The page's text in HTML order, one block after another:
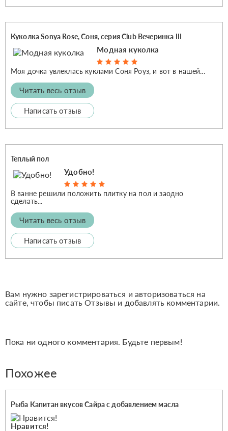
Куколка Sonya Rose, Соня, серия Club Вечеринка III
Модная куколка
Моя дочка увлеклась куклами Соня Роуз, и вот в нашей...
Читать весь отзыв
Написать отзыв
Теплый пол
Удобно!
В ванне решили положить плитку на пол и заодно
сделать...
Читать весь отзыв
Написать отзыв
Вам нужно зарегистрироваться и авторизоваться на
сайте, чтобы писать Отзывы и добавлять комментарии.
Пока ни одного комментария. Будьте первым!
Похожее
Рыба Капитан вкусов Сайра с добавлением масла
Нравится!